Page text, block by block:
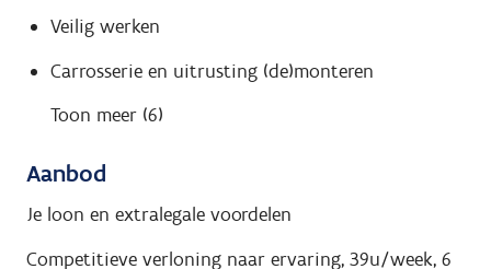
Veilig werken
Carrosserie en uitrusting (de)monteren
Toon meer (6)
Aanbod
Je loon en extralegale voordelen
Competitieve verloning naar ervaring, 39u/week, 6